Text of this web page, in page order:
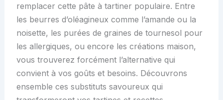
remplacer cette pâte à tartiner populaire. Entre
les beurres d’oléagineux comme l’amande ou la
noisette, les purées de graines de tournesol pour
les allergiques, ou encore les créations maison,
vous trouverez forcément l’alternative qui
convient à vos goûts et besoins. Découvrons
ensemble ces substituts savoureux qui